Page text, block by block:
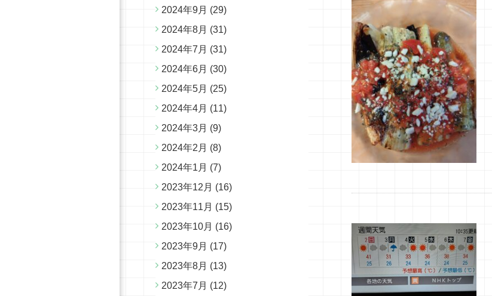
2024年9月 (29)
2024年8月 (31)
2024年7月 (31)
2024年6月 (30)
2024年5月 (25)
2024年4月 (11)
2024年3月 (9)
2024年2月 (8)
2024年1月 (7)
2023年12月 (16)
2023年11月 (15)
2023年10月 (16)
2023年9月 (17)
2023年8月 (13)
2023年7月 (12)